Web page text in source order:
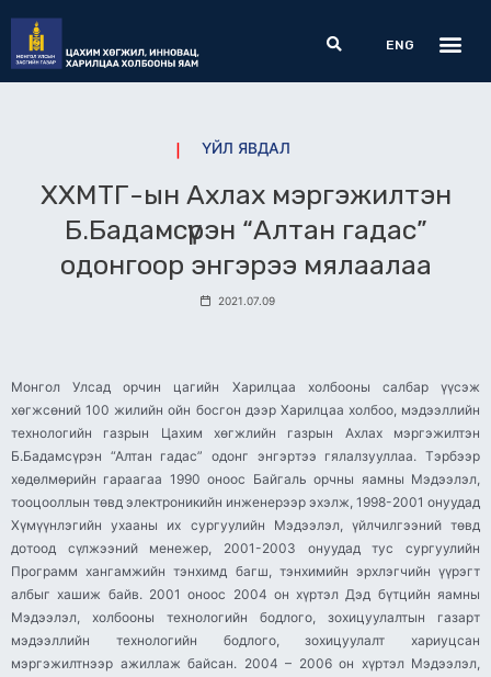
content
Search
ENG
ҮЙЛ ЯВДАЛ
ХХМТГ-ын Ахлах мэргэжилтэн
Б.Бадамсүрэн “Алтан гадас”
одонгоор энгэрээ мялаалаа
2021.07.09
Монгол Улсад орчин цагийн Харилцаа холбооны салбар үүсэж
хөгжсөний 100 жилийн ойн босгон дээр Харилцаа холбоо, мэдээллийн
технологийн газрын Цахим хөгжлийн газрын Ахлах мэргэжилтэн
Б.Бадамсүрэн “Алтан гадас” одонг энгэртээ гялалзууллаа. Тэрбээр
хөдөлмөрийн гараагаа 1990 оноос Байгаль орчны яамны Мэдээлэл,
тооцооллын төвд электроникийн инженерээр эхэлж, 1998-2001 онуудад
Хүмүүнлэгийн ухааны их сургуулийн Мэдээлэл, үйлчилгээний төвд
дотоод сүлжээний менежер, 2001-2003 онуудад тус сургуулийн
Программ хангамжийн тэнхимд багш, тэнхимийн эрхлэгчийн үүрэгт
албыг хашиж байв. 2001 оноос 2004 он хүртэл Дэд бүтцийн яамны
Мэдээлэл, холбооны технологийн бодлого, зохицуулалтын газарт
мэдээллийн технологийн бодлого, зохицуулалт хариуцсан
мэргэжилтнээр ажиллаж байсан. 2004 – 2006 он хүртэл Мэдээлэл,